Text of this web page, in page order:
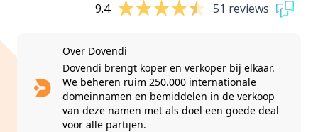
9.4 51 reviews
Over Dovendi
Dovendi brengt koper en verkoper bij elkaar.
We beheren ruim 250.000 internationale
domeinnamen en bemiddelen in de verkoop
van deze namen met als doel een goede deal
voor alle partijen.